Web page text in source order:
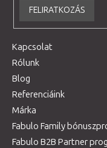
FELIRATKOZÁS
Kapcsolat
Rólunk
Blog
Referenciáink
Márka
Fabulo Family
Fabulo B2B Partner